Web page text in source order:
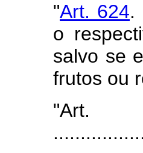
"Art. 624.
o
salvo se
frutos ou